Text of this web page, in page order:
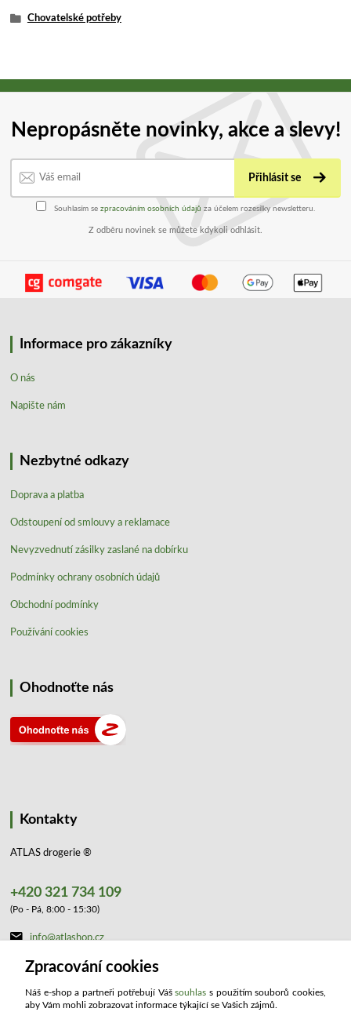
Chovatelské potřeby
Nepropásněte novinky, akce a slevy!
Přihlásit se
Souhlasím se zpracováním osobních údajů za účelem rozesílky newsletteru.
Z odběru novinek se můžete kdykoli odhlásit.
Informace pro zákazníky
O nás
Napište nám
Nezbytné odkazy
Doprava a platba
Odstoupení od smlouvy a reklamace
Nevyzvednutí zásilky zaslané na dobírku
Podmínky ochrany osobních údajů
Obchodní podmínky
Používání cookies
Ohodnoťte nás
Kontakty
ATLAS drogerie ®
+420 321 734 109
(Po - Pá, 8:00 - 15:30)
info@atlashop.cz
Zpracování cookies
Náš e-shop a partneři potřebují Vášsouhlas s použitím souborů cookies,
aby Vám mohli zobrazovat informace týkající se Vašich zájmů.